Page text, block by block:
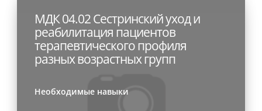
МДК 04.02 Сестринский уход и
реабилитация пациентов
терапевтического профиля
разных возрастных групп
Необходимые навыки